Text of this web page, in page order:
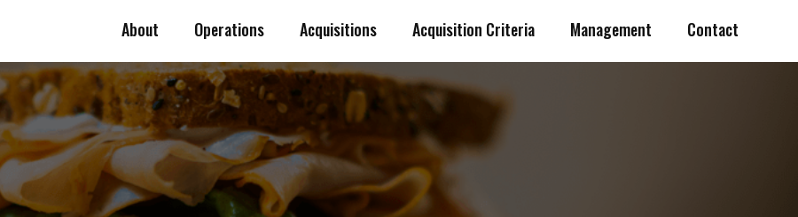
About Operations Acquisitions Acquisition Criteria Management Contact